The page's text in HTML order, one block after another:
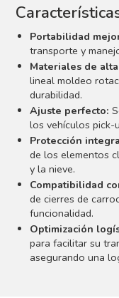
Portabilidad
transporte y
Materiales de
lineal moldeo
durabilidad.
Ajuste perfecto:
los vehículos pick-
Protección
de los elementos
y la nieve.
Compatibilidad
de cierres de
funcionalidad.
Optimización
para facilitar su
asegurando una